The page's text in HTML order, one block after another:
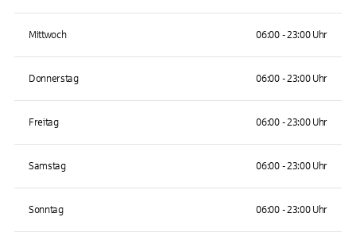
Mittwoch 06:00 - 23:00 Uhr
Donnerstag 06:00 - 23:00 Uhr
Freitag 06:00 - 23:00 Uhr
Samstag 06:00 - 23:00 Uhr
Sonntag 06:00 - 23:00 Uhr